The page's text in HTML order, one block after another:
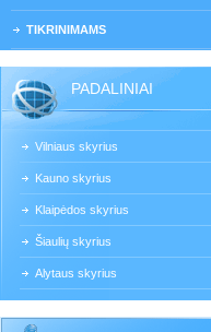
TIKRINIMAMS
PADALINIAI
Vilniaus skyrius
Kauno skyrius
Klaipėdos skyrius
Šiaulių skyrius
Alytaus skyrius